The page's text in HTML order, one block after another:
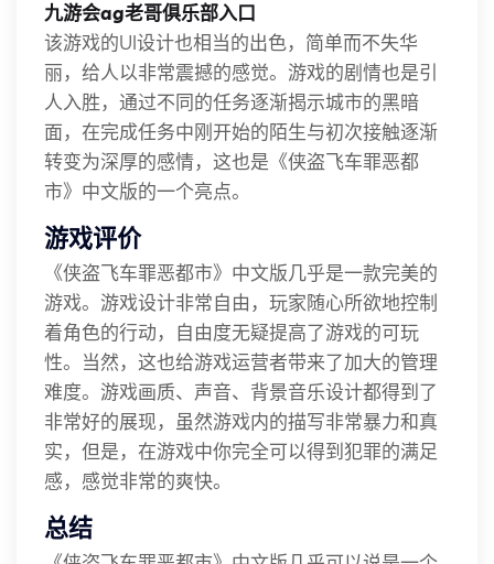
九游会ag老哥俱乐部入口
该游戏的UI设计也相当的出色，简单而不失华
丽，给人以非常震撼的感觉。游戏的剧情也是引
人入胜，通过不同的任务逐渐揭示城市的黑暗
面，在完成任务中刚开始的陌生与初次接触逐渐
转变为深厚的感情，这也是《侠盗飞车罪恶都
市》中文版的一个亮点。
游戏评价
《侠盗飞车罪恶都市》中文版几乎是一款完美的
游戏。游戏设计非常自由，玩家随心所欲地控制
着角色的行动，自由度无疑提高了游戏的可玩
性。当然，这也给游戏运营者带来了加大的管理
难度。游戏画质、声音、背景音乐设计都得到了
非常好的展现，虽然游戏内的描写非常暴力和真
实，但是，在游戏中你完全可以得到犯罪的满足
感，感觉非常的爽快。
总结